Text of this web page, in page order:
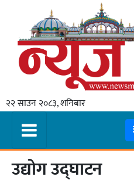
२२ साउन २०८३, शनिबार
गृहपृष्ठ
स्थानीय
प्रदेश
कोशी
उद्योग उद्घाटन